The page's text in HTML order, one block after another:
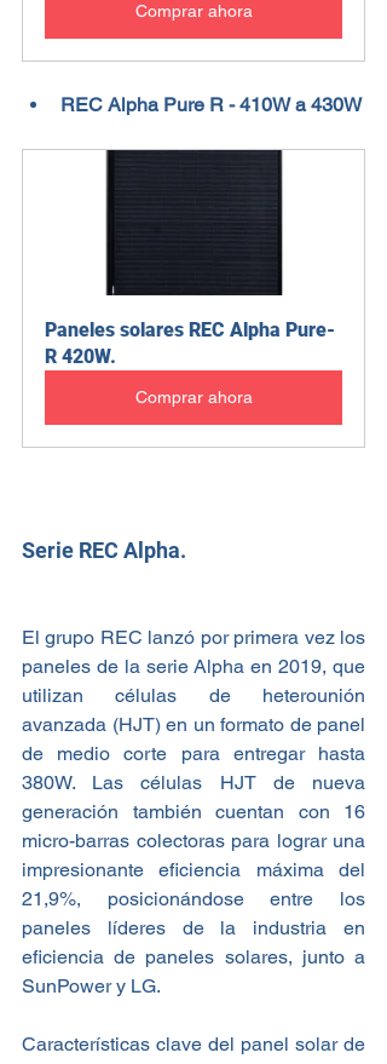
Comprar ahora
REC Alpha Pure R - 410W a 430W
Paneles solares REC Alpha Pure-
R 420W.
Comprar ahora
Serie REC Alpha.
El grupo REC lanzó por primera vez los
paneles de la serie Alpha en 2019, que
utilizan células de heterounión
avanzada (HJT) en un formato de panel
de medio corte para entregar hasta
380W. Las células HJT de nueva
generación también cuentan con 16
micro-barras colectoras para lograr una
impresionante eficiencia máxima del
21,9%, posicionándose entre los
paneles líderes de la industria en
eficiencia de paneles solares, junto a
SunPower y LG.
Características clave del panel solar de